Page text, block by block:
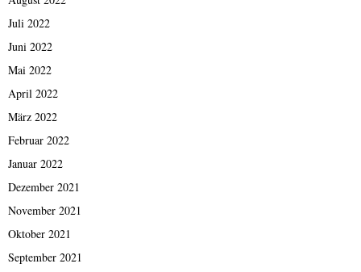
Juli 2022
Juni 2022
Mai 2022
April 2022
März 2022
Februar 2022
Januar 2022
Dezember 2021
November 2021
Oktober 2021
September 2021